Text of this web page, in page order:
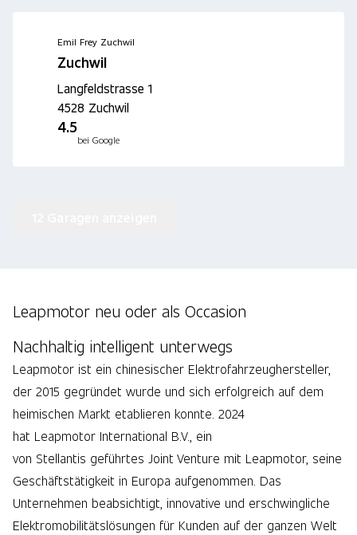
Emil Frey Zuchwil
Zuchwil
Langfeldstrasse 1
4528 Zuchwil
4.5
bei Google
Leapmotor neu oder als Occasion
Nachhaltig intelligent unterwegs
Leapmotor ist ein chinesischer Elektrofahrzeughersteller,
der 2015 gegründet wurde und sich erfolgreich auf dem
heimischen Markt etablieren konnte. 2024
hat Leapmotor International B.V., ein
von Stellantis geführtes Joint Venture mit Leapmotor, seine
Geschäftstätigkeit in Europa aufgenommen. Das
Unternehmen beabsichtigt, innovative und erschwingliche
Elektromobilitätslösungen für Kunden auf der ganzen Welt